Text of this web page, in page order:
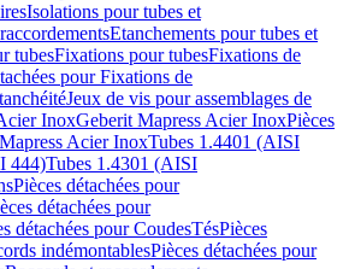
Isolations pour tubes et
Etanchements pour tubes et
tubesFixations pour tubesFixations de
pour Fixations de
Jeux de vis pour assemblages de
InoxGeberit Mapress Acier InoxPièces
Acier InoxTubes 1.4401 (AISI
444)Tubes 1.4301 (AISI
Pièces détachées pour
détachées pour
détachées pour CoudesTésPièces
indémontablesPièces détachées pour